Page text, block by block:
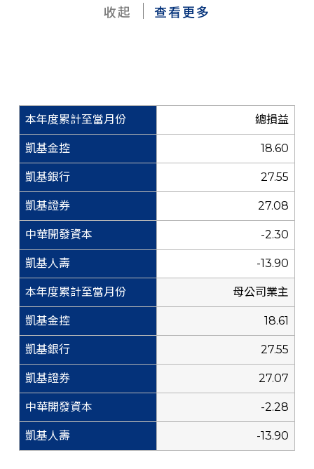
收起 查看更多
總損益
18.60
27.55
27.08
-2.30
-13.90
母公司業主
18.61
27.55
27.07
-2.28
-13.90